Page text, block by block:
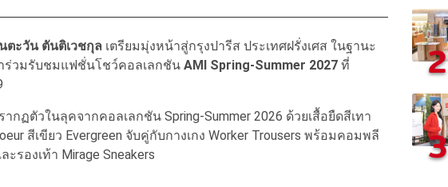
ตะวัน ตันติเวชกุล เตรียมมุ่งหน้าสู่กรุงปารีส ประเทศฝรั่งเศส ในฐานะ
าร่วมรับชมแฟชั่นโชว์คอลเลกชัน AMI Spring-Summer 2027 ที่
ฏตัวในลุคจากคอลเลกชัน Spring-Summer 2026 ด้วยเสื้อยืดสีเทา
สีเขียว Evergreen จับคู่กับกางเกง Worker Trousers พร้อมคอมพลี
รองเท้า Mirage Sneakers
2
3